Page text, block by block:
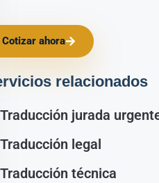
Cotizar ahora
relacionados
Traducción jurada
Traducción legal
Traducción técnica